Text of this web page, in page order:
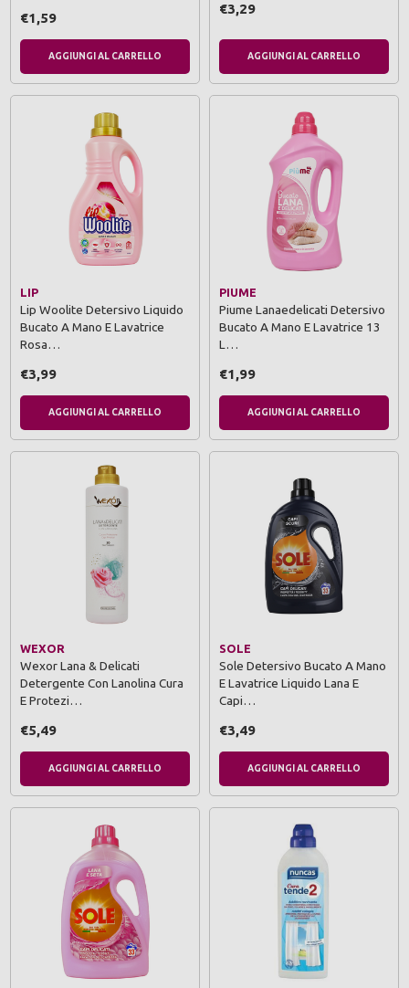
€1,59
AGGIUNGI AL CARRELLO
€3,29
AGGIUNGI AL CARRELLO
LIP
Lip Woolite Detersivo Liquido
Bucato A Mano E Lavatrice
Rosa…
€3,99
AGGIUNGI AL CARRELLO
PIUME
Piume Lanaedelicati Detersivo
Bucato A Mano E Lavatrice 13
L…
€1,99
AGGIUNGI AL CARRELLO
WEXOR
Wexor Lana & Delicati
Detergente Con Lanolina Cura
E Protezi…
€5,49
AGGIUNGI AL CARRELLO
SOLE
Sole Detersivo Bucato A Mano
E Lavatrice Liquido Lana E
Capi…
€3,49
AGGIUNGI AL CARRELLO